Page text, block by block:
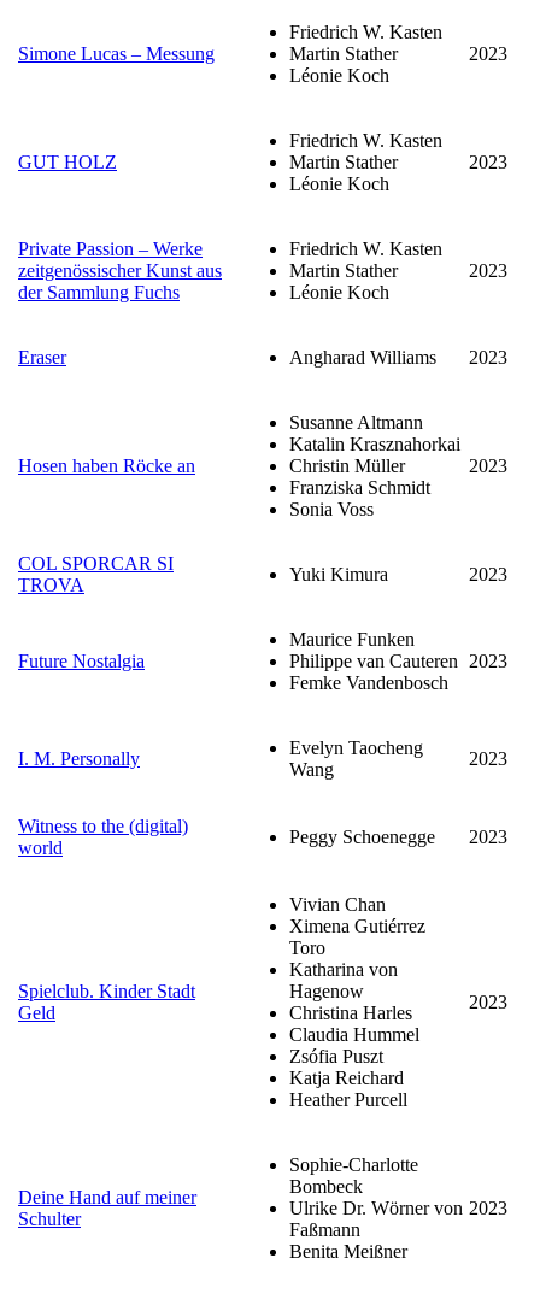
Simone Lucas – Messung
Friedrich W. Kasten
Martin Stather
Léonie Koch
2023
GUT HOLZ
Friedrich W. Kasten
Martin Stather
Léonie Koch
2023
Private Passion – Werke
zeitgenössischer Kunst aus
der Sammlung Fuchs
Friedrich W. Kasten
Martin Stather
Léonie Koch
2023
Eraser Angharad Williams 2023
Hosen haben Röcke an
Susanne Altmann
Katalin Krasznahorkai
Christin Müller
Franziska Schmidt
Sonia Voss
2023
COL SPORCAR SI
TROVA
Yuki Kimura 2023
Future Nostalgia
Maurice Funken
Philippe van Cauteren
Femke Vandenbosch
2023
I. M. Personally
Evelyn Taocheng
Wang
2023
Witness to the (digital)
world
Peggy Schoenegge 2023
Spielclub. Kinder Stadt
Geld
Vivian Chan
Ximena Gutiérrez
Toro
Katharina von
Hagenow
Christina Harles
Claudia Hummel
Zsófia Puszt
Katja Reichard
Heather Purcell
2023
Deine Hand auf meiner
Schulter
Sophie-Charlotte
Bombeck
Ulrike Dr. Wörner von
Faßmann
Benita Meißner
2023